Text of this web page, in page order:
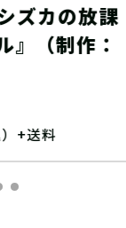
の放課
制作：